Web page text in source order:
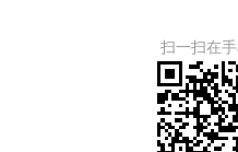
扫一扫在